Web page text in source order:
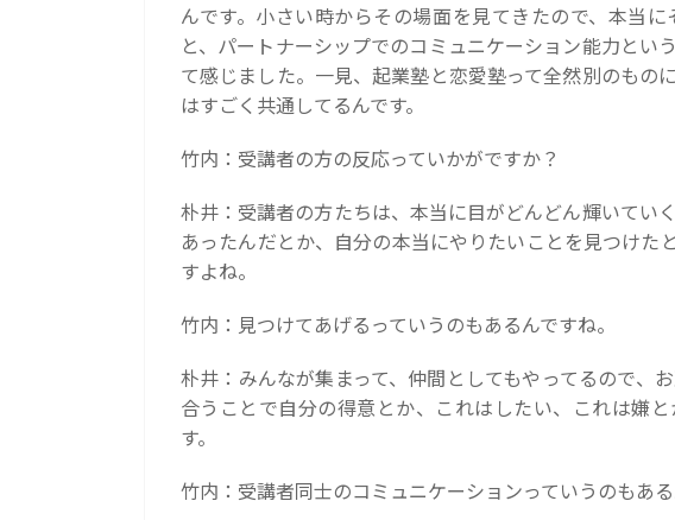
んです。小さい時からその場面を見てきたので、本当
と、パートナーシップでのコミュニケーション能力とい
て感じました。一見、起業塾と恋愛塾って全然別のもの
はすごく共通してるんです。
竹内：受講者の方の反応っていかがですか？
朴井：受講者の方たちは、本当に目がどんどん輝いてい
あったんだとか、自分の本当にやりたいことを見つけた
すよね。
竹内：見つけてあげるっていうのもあるんですね。
朴井：みんなが集まって、仲間としてもやってるので、
合うことで自分の得意とか、これはしたい、これは嫌
す。
竹内：受講者同士のコミュニケーションっていうのもある